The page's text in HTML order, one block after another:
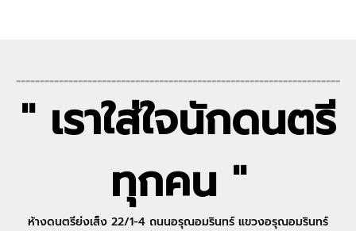
--------------------------------------------------------------------
" เราใส่ใจนักดนตรี
ทุกคน "
ห้างดนตรีย่งเส็ง 22/1-4 ถนนอรุณอมรินทร์ แขวงอรุณอมรินทร์